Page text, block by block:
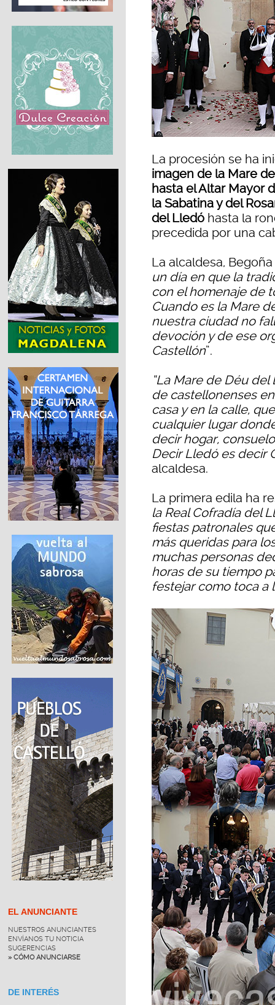
EL ANUNCIANTE
NUESTROS ANUNCIANTES
ENVÍANOS TU NOTICIA
SUGERENCIAS
» CÓMO ANUNCIARSE
DE INTERÉS
La procesión se ha
imagen de la Mare
hasta el Altar Mayor
la Sabatina y del
del Lledó hasta la
precedida por una
La alcaldesa,
un día en que la
con el homenaje de
Cuando es la Mare
nuestra ciudad no
devoción y de ese
Castellón”.
“La Mare de Déu
de castellonenses
casa y en la calle,
cualquier lugar
decir hogar,
Decir Lledó es decir
alcaldesa.
La primera edila ha
la Real Cofradía del
fiestas patronales
más queridas para
muchas personas
horas de su tiempo
festejar como toca a